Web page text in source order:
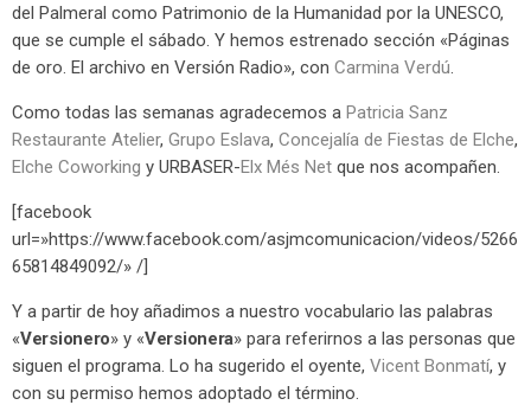
del Palmeral como Patrimonio de la Humanidad por la UNESCO,
que se cumple el sábado. Y hemos estrenado sección «Páginas
de oro. El archivo en Versión Radio», con Carmina Verdú
Como todas las semanas agradecemos a Patricia Sanz
Restaurante Atelier, Grupo Eslava, Concejalía de Fiestas de Elche,
Elche Coworking y URBASER-Elx Més Net que nos acompañen.
[facebook
url=»https://www.facebook.com/asjmcomunicacion/videos/5266
65814849092/» /]
Y a partir de hoy añadimos a nuestro vocabulario las palabras
«Versionero» y «Versionera» para referirnos a las personas que
siguen el programa. Lo ha sugerido el oyente, Vicent Bonmatí, y
con su permiso hemos adoptado el término.